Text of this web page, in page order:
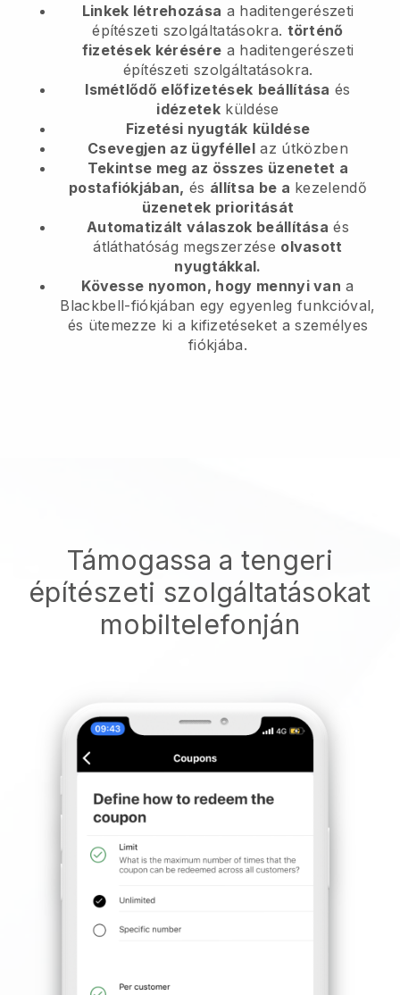
Linkek létrehozása a haditengerészeti
építészeti szolgáltatásokra. történő
fizetések kérésére a haditengerészeti
építészeti szolgáltatásokra.
Ismétlődő előfizetések beállítása és
idézetek küldése
Fizetési nyugták küldése
Csevegjen az ügyféllel az útközben
Tekintse meg az összes üzenetet a
postafiókjában, és állítsa be a kezelendő
üzenetek prioritását
Automatizált válaszok beállítása és
átláthatóság megszerzése olvasott
nyugtákkal.
Kövesse nyomon, hogy mennyi van a
Blackbell-fiókjában egy egyenleg funkcióval,
és ütemezze ki a kifizetéseket a személyes
fiókjába.
Támogassa a tengeri
építészeti szolgáltatásokat
mobiltelefonján